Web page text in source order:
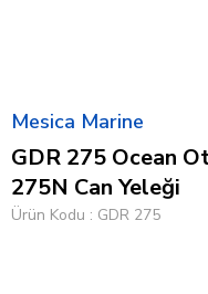
Mesica Marine
GDR 275 Ocean
275N Can Yeleği
Ürün Kodu GDR 275